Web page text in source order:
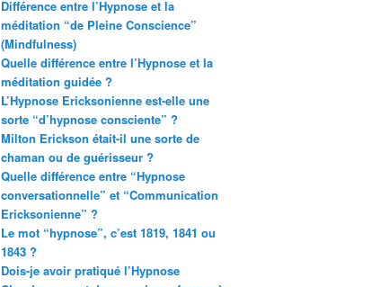
Différence entre l’Hypnose et la
méditation “de Pleine Conscience”
(Mindfulness)
Quelle différence entre l’Hypnose et la
méditation guidée ?
L’Hypnose Ericksonienne est-elle une
sorte “d’hypnose consciente” ?
Milton Erickson était-il une sorte de
chaman ou de guérisseur ?
Quelle différence entre “Hypnose
conversationnelle” et “Communication
Ericksonienne” ?
Le mot “hypnose”, c’est 1819, 1841 ou
1843 ?
Dois-je avoir pratiqué l’Hypnose